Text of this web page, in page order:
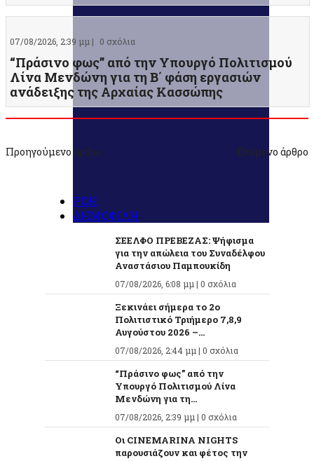
07/08/2026, 2:39 μμ | 0 σχόλια
“Πράσινο φως” από την Υπουργό Πολιτισμού
Λίνα Μενδώνη για τη Β΄ φάση εργασιών
ανάδειξης της Αρχαίας Κασσώπης
Προηγούμενο άρθρο Επόμενο άρθρο
ΡΟΗ
ΔΗΜΟΦΙΛΗ
ΣΕΕΛΦΟ ΠΡΕΒΕΖΑΣ: Ψήφισμα
για την απώλεια του Συναδέλφου
Αναστάσιου Παμπουκίδη
07/08/2026, 6:08 μμ | 0 σχόλια
Ξεκινάει σήμερα το 2ο
Πολιτιστικό Τριήμερο 7,8,9
Αυγούστου 2026 –...
07/08/2026, 2:44 μμ | 0 σχόλια
“Πράσινο φως” από την
Υπουργό Πολιτισμού Λίνα
Μενδώνη για τη...
07/08/2026, 2:39 μμ | 0 σχόλια
Οι CINEMARINA NIGHTS
παρουσιάζουν και φέτος την